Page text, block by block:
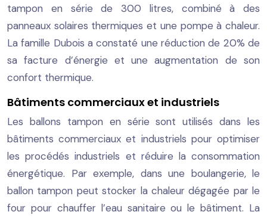
tampon en série de 300 litres, combiné à des
panneaux solaires thermiques et une pompe à chaleur.
La famille Dubois a constaté une réduction de 20% de
sa facture d’énergie et une augmentation de son
confort thermique.
Bâtiments commerciaux et industriels
Les ballons tampon en série sont utilisés dans les
bâtiments commerciaux et industriels pour optimiser
les procédés industriels et réduire la consommation
énergétique. Par exemple, dans une boulangerie, le
ballon tampon peut stocker la chaleur dégagée par le
four pour chauffer l’eau sanitaire ou le bâtiment. La